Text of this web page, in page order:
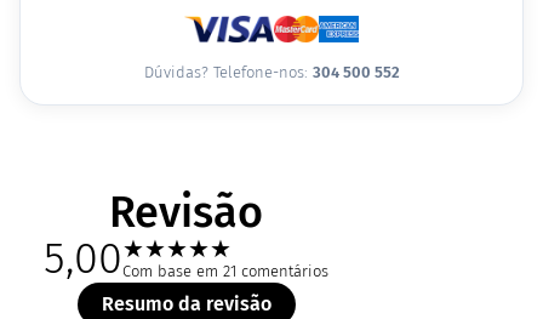
Dúvidas? Telefone-nos: 304 500 552
Revisão
5,00★★★★★
Com base em 21 comentários
Resumo da revisão